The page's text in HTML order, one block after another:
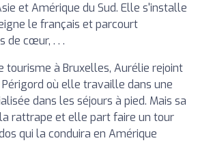
et Amérique du Sud. Elle s'installe
le français et parcourt
de cœur, . . .
tourisme à Bruxelles, Aurélie rejoint
où elle travaille dans une
dans les séjours à pied. Mais sa
rattrape et elle part faire un tour
qui la conduira en Amérique